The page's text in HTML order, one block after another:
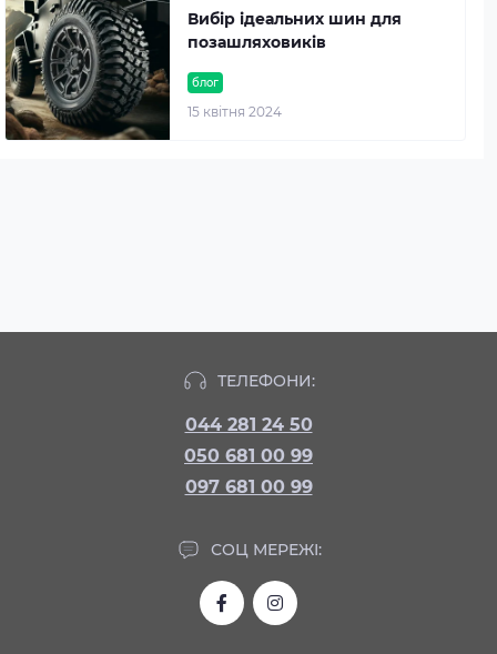
блог
15 квітня 2024
Вибір ідеальних шин для
позашляховиків
ТЕЛЕФОНИ:
044 281 24 50
050 681 00 99
097 681 00 99
СОЦ МЕРЕЖІ: